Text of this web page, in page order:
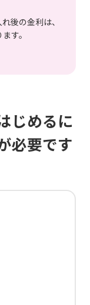
後の金利は、
す。
じめるに
必要です